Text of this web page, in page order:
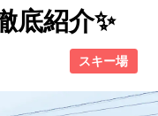
底紹介✨
スキー場